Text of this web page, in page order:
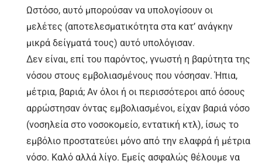
Ωστόσο, αυτό μπορούσαν να υπολογίσουν οι
μελέτες (αποτελεσματικότητα στα κατ’ ανάγκην
μικρά δείγματά τους) αυτό υπολόγισαν.
Δεν είναι, επί του παρόντος, γνωστή η βαρύτητα της
νόσου στους εμβολιασμένους που νόσησαν. Ήπια,
μέτρια, βαριά; Αν όλοι ή οι περισσότεροι από όσους
αρρώστησαν όντας εμβολιασμένοι, είχαν βαριά νόσο
(νοσηλεία στο νοσοκομείο, εντατική κτλ), ίσως το
εμβόλιο προστατεύει μόνο από την ελαφρά ή μέτρια
νόσο. Καλό αλλά λίγο. Εμείς ασφαλώς θέλουμε να